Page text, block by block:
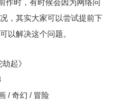
作时，有时候会因为网络问
，其实大家可以尝试提前下
以解决这个问题。
起》
/ 奇幻 / 冒险